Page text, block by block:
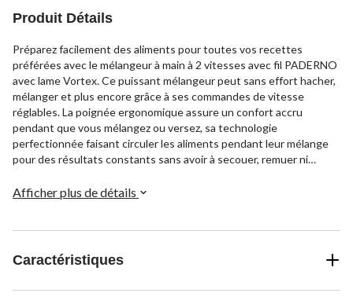
Produit Détails
Préparez facilement des aliments pour toutes vos recettes
préférées avec le mélangeur à main à 2 vitesses avec fil PADERNO
avec lame Vortex. Ce puissant mélangeur peut sans effort hacher,
mélanger et plus encore grâce à ses commandes de vitesse
réglables. La poignée ergonomique assure un confort accru
pendant que vous mélangez ou versez, sa technologie
perfectionnée faisant circuler les aliments pendant leur mélange
pour des résultats constants sans avoir à secouer, remuer ni
Afficher plus de détails
Caractéristiques